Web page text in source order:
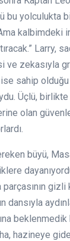
bu yolculukta
kalbimdeki
Larry,
ve zekasıyla
sahip
Üçlü,
olan
büyü, Masal
gizli
dansıyla
beklenmedik
hazineye